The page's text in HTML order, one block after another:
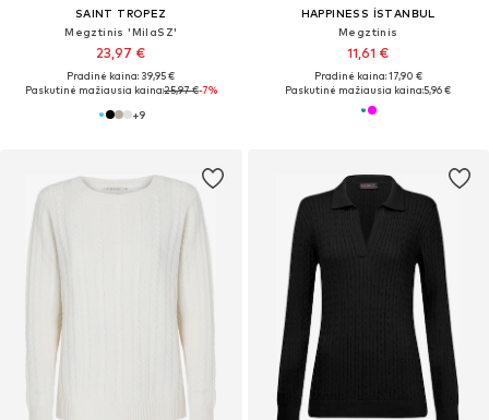
SAINT TROPEZ
Megztinis 'MilaSZ'
23,97 €
Pradinė kaina: 39,95 €
Paskutinė mažiausia kaina:25,97 €-7%
+9
HAPPINESS İSTANBUL
Megztinis
11,61 €
Pradinė kaina: 17,90 €
Paskutinė mažiausia kaina:5,96 €